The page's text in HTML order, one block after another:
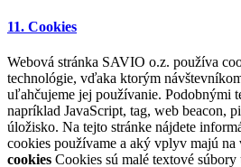
11. Cookies
Webová stránka SAVIO o.z. používa
technológie, vďaka ktorým
uľahčujeme jej používanie. Podobnými
napríklad JavaScript, tag, web beacon,
úložisko. Na tejto stránke nájdete
cookies používame a aký vplyv majú na
cookies Cookies sú malé textové